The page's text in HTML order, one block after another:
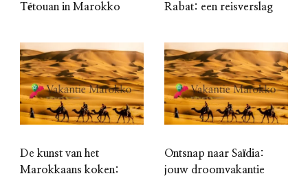
Tétouan in Marokko Rabat: een reisverslag
De kunst van het
Marokkaans koken:
Ontsnap naar Saïdia:
jouw droomvakantie